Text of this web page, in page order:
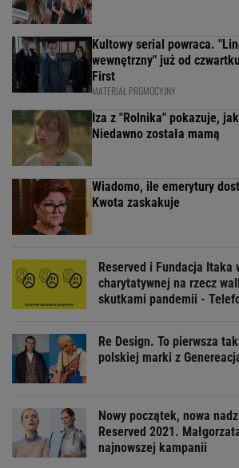
Kultowy serial powraca.
wewnętrzny" już od
First
MATERIAŁ PROMOCYJNY
Iza z "Rolnika" pokazuje,
Niedawno została mamą
Wiadomo, ile emerytury
Kwota zaskakuje
Reserved i Fundacja Itaka
charytatywnej na rzecz
skutkami pandemii -
Re Design. To pierwsza
polskiej marki z
Nowy początek, nowa
Reserved 2021.
najnowszej kampanii